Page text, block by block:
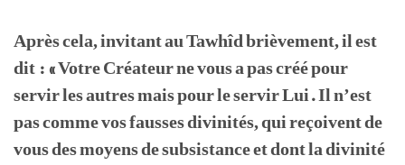
Après cela, invitant au Tawhîd brièvement, il est
dit : « Votre Créateur ne vous a pas créé pour
servir les autres mais pour le servir Lui. Il n’est
pas comme vos fausses divinités, qui reçoivent de
vous des moyens de subsistance et dont la divinité